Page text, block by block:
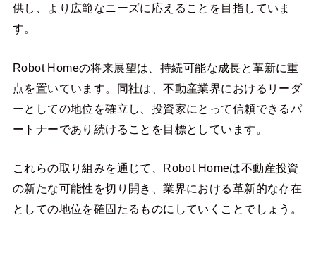
供し、より広範なニーズに応えることを目指していま
す。
Robot Homeの将来展望は、持続可能な成長と革新に重
点を置いています。同社は、不動産業界におけるリーダ
ーとしての地位を確立し、投資家にとって信頼できるパ
ートナーであり続けることを目標としています。
これらの取り組みを通じて、Robot Homeは不動産投資
の新たな可能性を切り開き、業界における革新的な存在
としての地位を確固たるものにしていくことでしょう。